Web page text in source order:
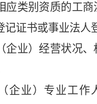
应类别资质的工商
记证书或事业法人
企业）经营状况、
企业）专业工作